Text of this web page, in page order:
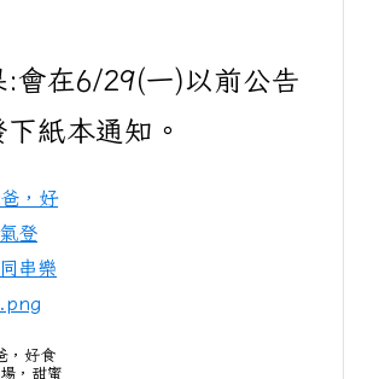
:會在6/29(一)以前公告
紙本通知。
，好食
，甜蜜